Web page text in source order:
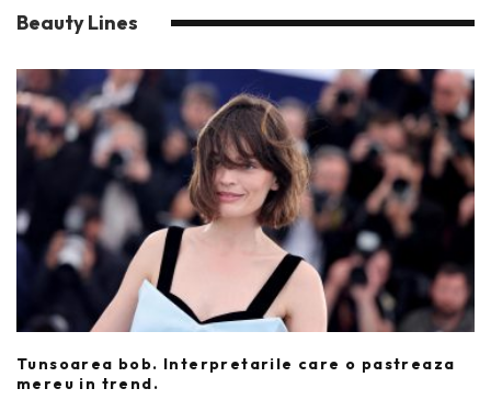
Beauty Lines
Tunsoarea bob. Interpretarile care o pastreaza
mereu in trend.